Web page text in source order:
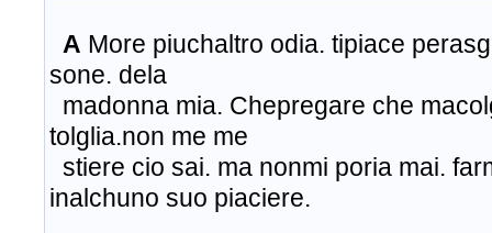
A More piuchaltro odia. tipiace
sone. dela
madonna mia. Chepregare che
tolglia.non me me
stiere cio sai. ma nonmi poria mai.
inalchuno suo piaciere.